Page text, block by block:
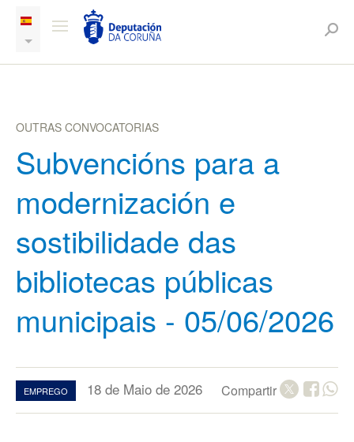
OUTRAS CONVOCATORIAS
Subvencións para a
modernización e
sostibilidade das
bibliotecas públicas
municipais - 05/06/2026
EMPREGO 18 de Maio de 2026 Compartir